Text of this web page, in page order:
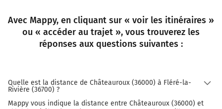
Avec Mappy, en cliquant sur « voir les itinéraires »
ou « accéder au trajet », vous trouverez les
réponses aux questions suivantes :
Quelle est la distance de Châteauroux (36000) à Fléré-la-
Rivière (36700) ?
Mappy vous indique la distance entre Châteauroux (36000) et